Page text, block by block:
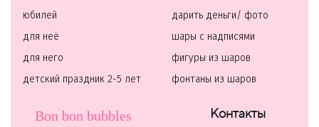
юбилей
для неё
для него
детский праздник 2-5 лет
дарить деньги/ фото
шары с надписями
фигуры из шаров
фонтаны из шаров
Bon bon bubbles Контакты